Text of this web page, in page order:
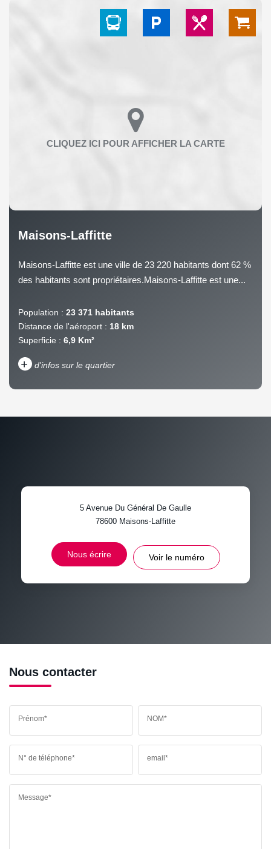
Maisons-Laffitte
Maisons-Laffitte est une ville de 23 220 habitants dont 62 %
des habitants sont propriétaires.Maisons-Laffitte est une...
Population : 23 371 habitants
Distance de l'aéroport : 18 km
Superficie : 6,9 Km²
+ d'infos sur le quartier
PART DES MÉNAGES SANS
VOITURE
DISTANCE DE L'AÉROPORT : SUPERFICIE :
RÉSULTATS DES LYCÉES
5 Avenue Du Général De Gaulle
78600 Maisons-Laffitte
Nous écrire Voir le numéro
Nous contacter
Prénom* NOM*
N° de téléphone* email*
Message*